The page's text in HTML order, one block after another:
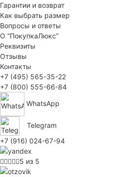
Гарантии и возврат
Как выбрать размер
Вопросы и ответы
О “ПокупкаЛюкс”
Реквизиты
Отзывы
Контакты
+7 (495) 565-35-22
+7 (800) 555-66-84
WhatsApp
Telegram
+7 (916) 024-67-94
5 из 5